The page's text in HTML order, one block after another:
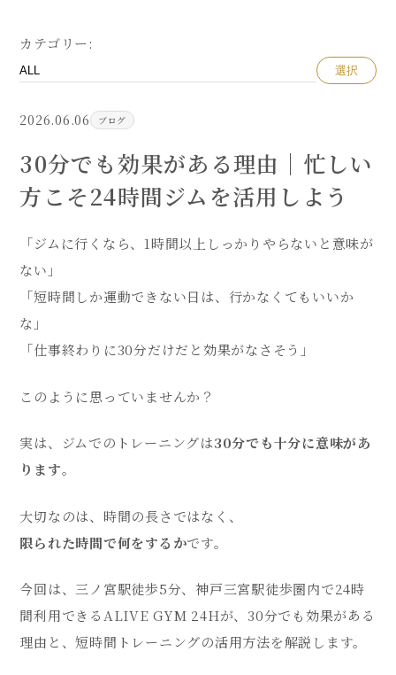
カテゴリー:
選択
2026.06.06 ブログ
30分でも効果がある理由｜忙しい
方こそ24時間ジムを活用しよう
「ジムに行くなら、1時間以上しっかりやらないと意味が
ない」
「短時間しか運動できない日は、行かなくてもいいか
な」
「仕事終わりに30分だけだと効果がなさそう」
このように思っていませんか？
実は、ジムでのトレーニングは30分でも十分に意味があ
ります。
大切なのは、時間の長さではなく、
限られた時間で何をするかです。
今回は、三ノ宮駅徒歩5分、神戸三宮駅徒歩圏内で24時
間利用できるALIVE GYM 24Hが、30分でも効果がある
理由と、短時間トレーニングの活用方法を解説します。